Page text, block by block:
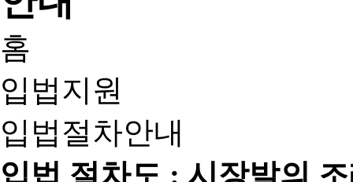
홈
입법지원
입법절차안내
입법 절차도 : 시장발의